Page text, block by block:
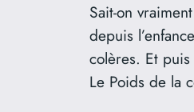
Sait-on
depuis
colères. Et
Le Poids de la